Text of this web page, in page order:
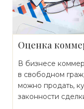
Оценка
В бизнесе
в свободном
можно продать,
законности